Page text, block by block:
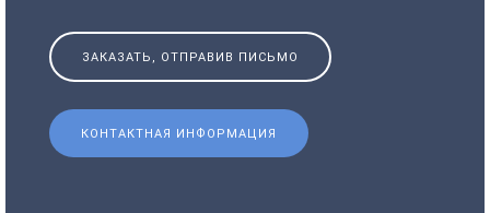
ЗАКАЗАТЬ, ОТПРАВИВ ПИСЬМО
КОНТАКТНАЯ ИНФОРМАЦИЯ